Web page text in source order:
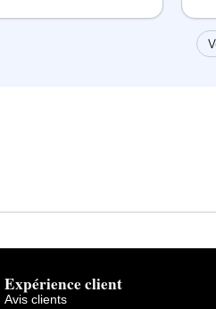
Expérience client
Avis clients